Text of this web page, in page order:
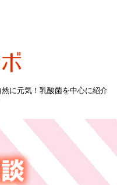
に元気！乳酸菌を中心に紹介